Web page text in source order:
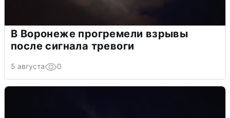
В Воронеже прогремели взрывы
после сигнала тревоги
5 августа 0